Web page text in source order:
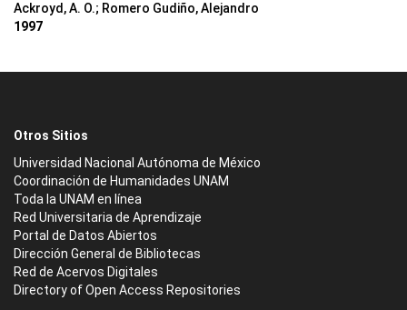
Ackroyd, A. O.; Romero Gudiño, Alejandro
1997
Otros Sitios
Universidad Nacional Autónoma de México
Coordinación de Humanidades UNAM
Toda la UNAM en línea
Red Universitaria de Aprendizaje
Portal de Datos Abiertos
Dirección General de Bibliotecas
Red de Acervos Digitales
Directory of Open Access Repositories